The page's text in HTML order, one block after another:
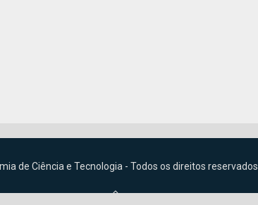
de Ciência e Tecnologia - Todos os direitos reservados.